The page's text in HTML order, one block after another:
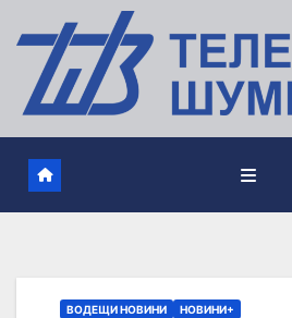
ВОДЕЩИ НОВИНИ НОВИНИ+